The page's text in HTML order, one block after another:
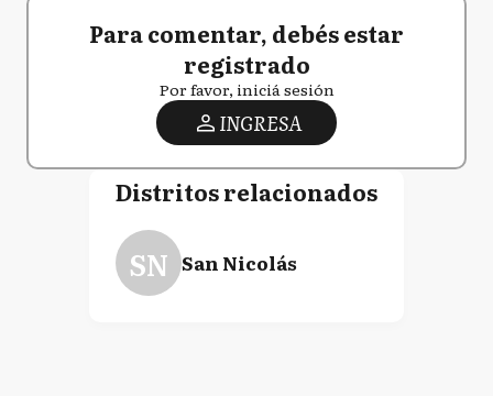
Para comentar, debés estar
registrado
Por favor, iniciá sesión
INGRESA
Distritos relacionados
SN San Nicolás